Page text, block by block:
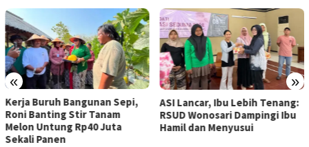
« »
Kerja Buruh Bangunan Sepi,
Roni Banting Stir Tanam
Melon Untung Rp40 Juta
Sekali Panen
ASI Lancar, Ibu Lebih Tenang:
RSUD Wonosari Dampingi Ibu
Hamil dan Menyusui